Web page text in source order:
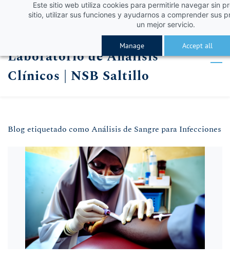
Este sitio web utiliza cookies para permitirle navegar sin
sitio, utilizar sus funciones y ayudarnos a comprender sus
un mejor servicio.
Manage Accept all
content
Iniciar sesión
Registro
Laboratorio de Análisis
Clínicos | NSB Saltillo
Blog etiquetado como Análisis de Sangre para Infecciones
¡Obtén un 10% de descuento con el código